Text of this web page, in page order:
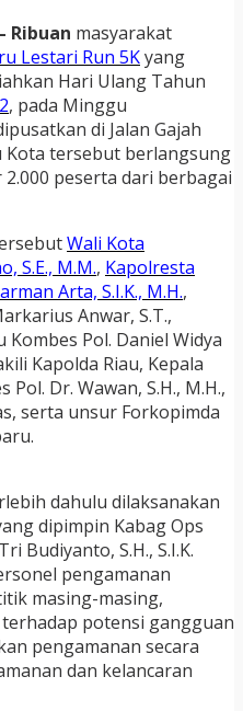
Ribuan masyarakat
Lestari Run 5Kyang
Hari Ulang Tahun
, pada Minggu
di Jalan Gajah
Kota tersebut berlangsung
peserta dari berbagai
Wali Kota
S.E., M.M., Kapolresta
Arta, S.I.K., M.H.,
Anwar, S.T.,
Kombes Pol. Daniel Widya
Kapolda Riau, Kepala
Dr. Wawan, S.H., M.H.,
serta unsur Forkopimda
dahulu dilaksanakan
dipimpin Kabag Ops
Budiyanto, S.H., S.I.K.
pengamanan
masing-masing,
potensi gangguan
pengamanan secara
dan kelancaran